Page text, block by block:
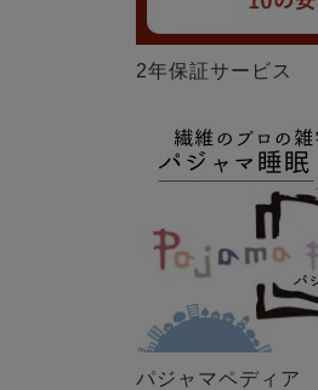
2年保証サービス
パジャマペディア